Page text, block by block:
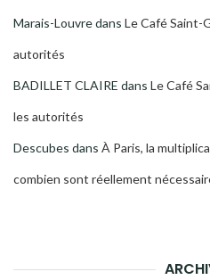
Marais-Louvredans Le Café Saint-
autorités
BADILLET CLAIRE dans Le Café
les autorités
Descubes dans À Paris, la
combien sont réellement